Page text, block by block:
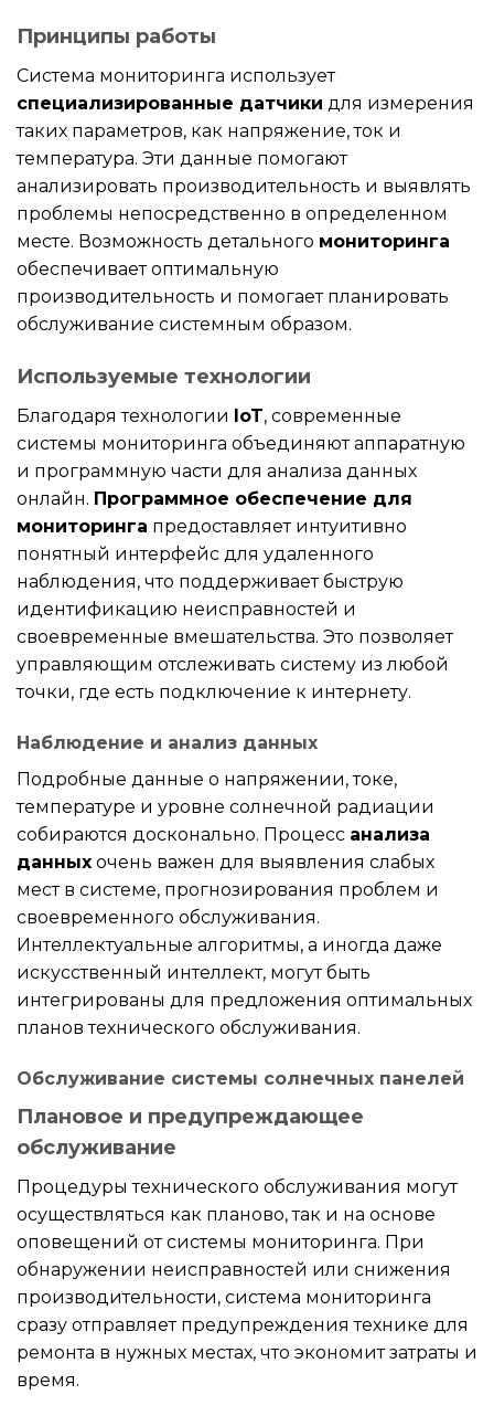
Принципы работы
Система мониторинга использует
специализированные датчики для измерения
таких параметров, как напряжение, ток и
температура. Эти данные помогают
анализировать производительность и выявлять
проблемы непосредственно в определенном
месте. Возможность детального мониторинга
обеспечивает оптимальную
производительность и помогает планировать
обслуживание системным образом.
Используемые технологии
Благодаря технологии IoT, современные
системы мониторинга объединяют аппаратную
и программную части для анализа данных
онлайн. Программное обеспечение для
мониторинга предоставляет интуитивно
понятный интерфейс для удаленного
наблюдения, что поддерживает быструю
идентификацию неисправностей и
своевременные вмешательства. Это позволяет
управляющим отслеживать систему из любой
точки, где есть подключение к интернету.
Наблюдение и анализ данных
Подробные данные о напряжении, токе,
температуре и уровне солнечной радиации
собираются досконально. Процесс анализа
данных очень важен для выявления слабых
мест в системе, прогнозирования проблем и
своевременного обслуживания.
Интеллектуальные алгоритмы, а иногда даже
искусственный интеллект, могут быть
интегрированы для предложения оптимальных
планов технического обслуживания.
Обслуживание системы солнечных панелей
Плановое и предупреждающее
обслуживание
Процедуры технического обслуживания могут
осуществляться как планово, так и на основе
оповещений от системы мониторинга. При
обнаружении неисправностей или снижения
производительности, система мониторинга
сразу отправляет предупреждения техникe для
ремонта в нужных местах, что экономит затраты и
время.